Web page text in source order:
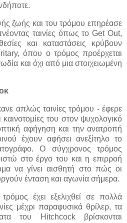
ζωής και του τρόμου επηρέασε
ταινίες όπως το Get Out,
και καταστάσεις κρύβουν
όπου ο τρόμος προέρχεται
και όχι από μια στοιχειωμένη
απλώς ταινίες τρόμου - έφερε
του στον ψυχολογικό
αφήγηση και την ανατροπή
έχουν αφήσει ανεξίτηλο το
Ο σύγχρονος τρόμος
στο έργο του και η επιρροή
να γίνει αισθητή στο πώς οι
ένταση και αγωνία σήμερα.
έχει εξελιχθεί σε πολλά
μέχρι παραφυσικά θρίλερ, τα
του Hitchcock βρίσκονται